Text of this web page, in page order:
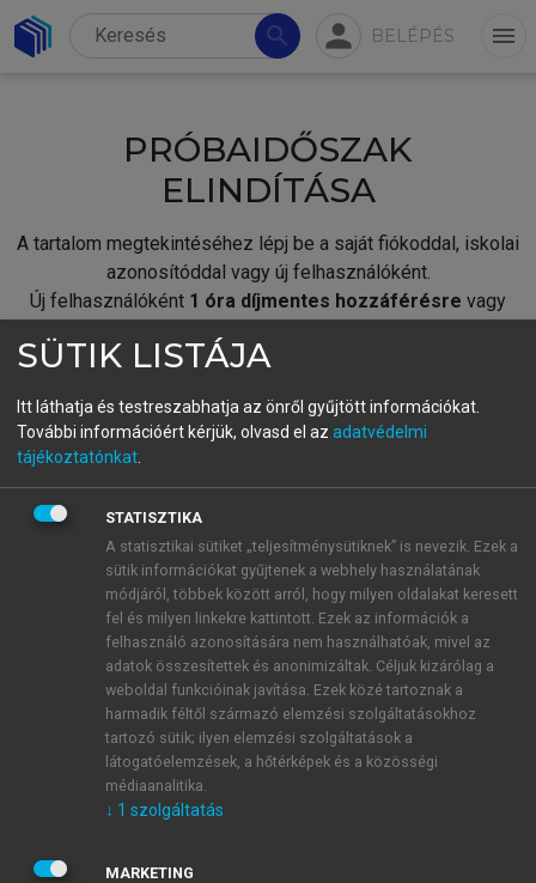
search person BELÉPÉS menu
PRÓBAIDŐSZAK
ELINDÍTÁSA
A tartalom megtekintéséhez lépj be a saját fiókoddal, iskolai
azonosítóddal vagy új felhasználóként.
Új felhasználóként 1 óra díjmentes hozzáférésre vagy
fiókoddal,vagy hozz létre új fiókot.
A regisztráció után apróbaidőszakautomatikusan
BELÉPÉS SAJÁT FIÓKKAL
ÚJ FIÓK LÉTREHOZÁSA
1 óra díjmentes hozzáférés
E-MAIL-CÍM
JELSZÓ
SÜTIK LISTÁJA
Itt láthatja és testreszabhatja az önről gyűjtött információkat.
További információért kérjük, olvasd el az adatvédelmi
tájékoztatónkat
STATISZTIKA
A statisztikai sütiket „teljesítménysütiknek” is nevezik. Ezek a
sütik információkat gyűjtenek a webhely használatának
módjáról, többek között arról, hogy milyen oldalakat keresett
fel és milyen linkekre kattintott. Ezek az információk a
felhasználó azonosítására nem használhatóak, mivel az
adatok összesítettek és anonimizáltak. Céljuk kizárólag a
weboldal funkcióinak javítása. Ezek közé tartoznak a
harmadik féltől származó elemzési szolgáltatásokhoz
tartozó sütik; ilyen elemzési szolgáltatások a
látogatóelemzések, a hőtérképek és a közösségi
médiaanalitika.
↓ 1 szolgáltatás
MARKETING